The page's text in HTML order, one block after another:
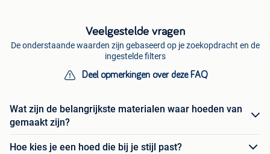
Veelgestelde vragen
De onderstaande waarden zijn gebaseerd op je zoekopdracht en de
ingestelde filters
Deel opmerkingen over deze FAQ
Wat zijn de belangrijkste materialen waar hoeden van
gemaakt zijn?
Hoe kies je een hoed die bij je stijl past?